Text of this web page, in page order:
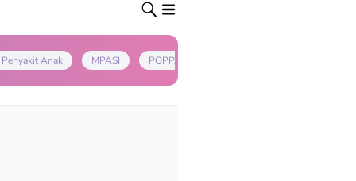
Penyakit Anak MPASI POPPAPA